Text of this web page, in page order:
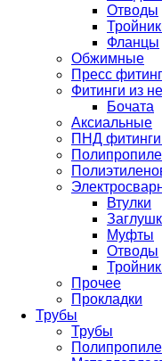
Отводы
Фланцы
Обжимные
Пресс
Фитинги из
Бочата
Аксиальные
ПНД
Втулки
Муфты
Отводы
Прочее
Прокладки
Трубы
Трубы